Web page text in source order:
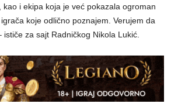
i ekipa koja je već pokazala ogroman
koje odlično poznajem. Verujem da
za sajt Radničkog Nikola Lukić.